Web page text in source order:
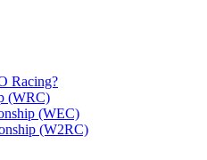
Racing?
(WRC)
(WEC)
(W2RC)